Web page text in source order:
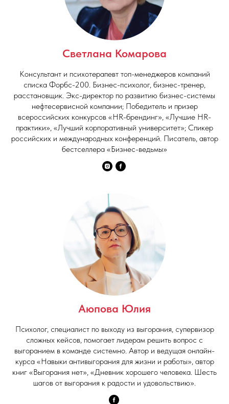
Светлана Комарова
Консультант и психотерапевт топ-менеджеров компаний
списка Форбс-200. Бизнес-психолог, бизнес-тренер,
расстановщик. Экс-директор по развитию бизнес-системы
нефтесервисной компании; Победитель и призер
всероссийских конкурсов «HR-брендинг», «Лучшие HR-
практики», «Лучший корпоративный университет»; Спикер
российских и международных конференций. Писатель, автор
бестселлера «Бизнес-ведьмы»
Аюпова Юлия
Психолог, специалист по выходу из выгорания, супервизор
сложных кейсов, помогает лидерам решить вопрос с
выгоранием в команде системно. Автор и ведущая онлайн-
курса «Навыки антивыгорания для жизни и работы», автор
книг «Выгорания нет», «Дневник хорошего человека. Шесть
шагов от выгорания к радости и удовольствию».